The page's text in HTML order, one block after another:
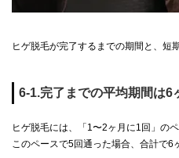
ヒゲ脱毛が完了するまでの期間と、短
6-1.完了までの平均期間は6
ヒゲ脱毛には、「1〜2ヶ月に1回」の
このペースで5回通った場合、合計で6